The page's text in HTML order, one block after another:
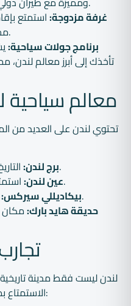
غرفة مزدوجة:استمتع
مجهزة بجميع المرافق اللازمة.
برنامج جولات سياحية:
تأخذك إلى أبرز معالم
معالم سياحية
تحتوي لندن على العديد من
برج لندن:التاريخ العريق والعمارة المدهشة.
عين لندن:استمتع بإطلالة رائعة على المدينة.
بيكاديللي سيركس:مركز الحياة الليلية والتسوق.
حديقة هايد بارك:مكان
لندن ليست فقط مدينة
الاستمتاع بمجموعة متنوعة من الأنشطة مثل: